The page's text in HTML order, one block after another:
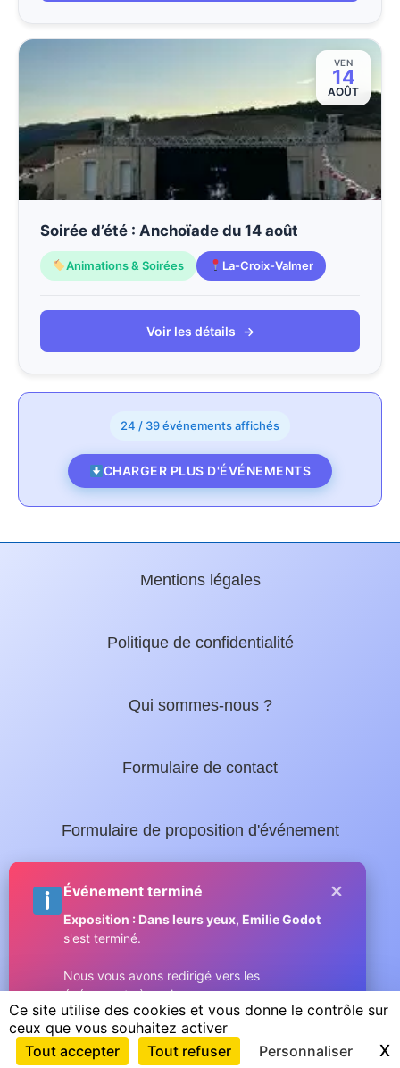
Ce site utilise des cookies et vous donne le contrôle sur
ceux que vous souhaitez activer
Tout accepter
Tout refuser Personnaliser X
VEN
14
AOÛT
Soirée d’été : Anchoïade du 14 août
Animations & Soirées La-Croix-Valmer
Voir les détails →
24 / 39 événements affichés
CHARGER PLUS D'ÉVÉNEMENTS
Mentions légales
Politique de confidentialité
Qui sommes-nous ?
Formulaire de contact
Formulaire de proposition d'événement
Nos guides locaux :
Guide complet de Sainte-Maxime
Micromax.tv - La web TV du Golfe
Copyright © 2026 GOLFE SAINT TROPEZ
Événement terminé
Exposition : Dans leurs yeux, Emilie Godot
s'est terminé.
Nous vous avons redirigé vers les
événements à venir.
Compris
×